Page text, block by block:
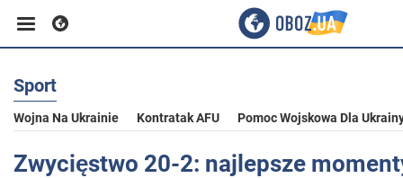
Biznes
Sport
Sport
Wojna Na Ukrainie Kontratak AFU Pomoc Wojskowa Dla
Zwycięstwo 20-2: najlepsze